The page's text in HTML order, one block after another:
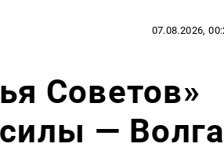
07.08.2026,
Советов»
— Волга